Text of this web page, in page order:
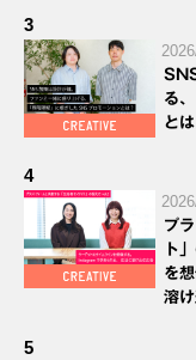
3
る
とは
4
プ
ト
を
溶
5